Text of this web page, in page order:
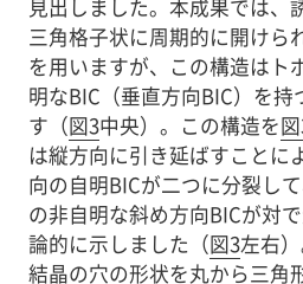
見出しました。本成果では、
三角格子状に周期的に開けら
を用いますが、この構造はト
明なBIC（垂直方向BIC）を
す（図3中央）。この構造を
は縦方向に引き延ばすことに
向の自明BICが二つに分裂し
の非自明な斜め方向BICが対
論的に示しました（図3左右
結晶の穴の形状を丸から三角